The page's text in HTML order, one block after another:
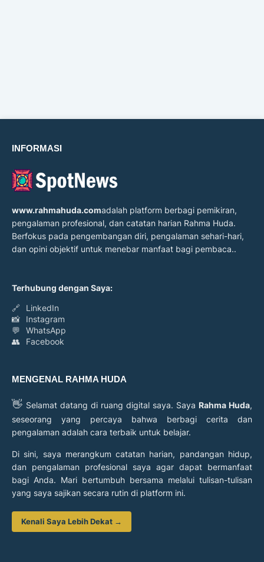
INFORMASI
www.rahmahuda.comadalah platform berbagi pemikiran,
pengalaman profesional, dan catatan harian Rahma Huda.
Berfokus pada pengembangan diri, pengalaman sehari-hari,
dan opini objektif untuk menebar manfaat bagi pembaca..
Terhubung dengan Saya:
🔗
LinkedIn
📸
Instagram
💬
WhatsApp
👥
Facebook
MENGENAL RAHMA HUDA
👋 Selamat datang di ruang digital saya. Saya Rahma Huda,
seseorang yang percaya bahwa berbagi cerita dan
pengalaman adalah cara terbaik untuk belajar.
Di sini, saya merangkum catatan harian, pandangan hidup,
dan pengalaman profesional saya agar dapat bermanfaat
bagi Anda. Mari bertumbuh bersama melalui tulisan-tulisan
yang saya sajikan secara rutin di platform ini.
Kenali Saya Lebih Dekat →